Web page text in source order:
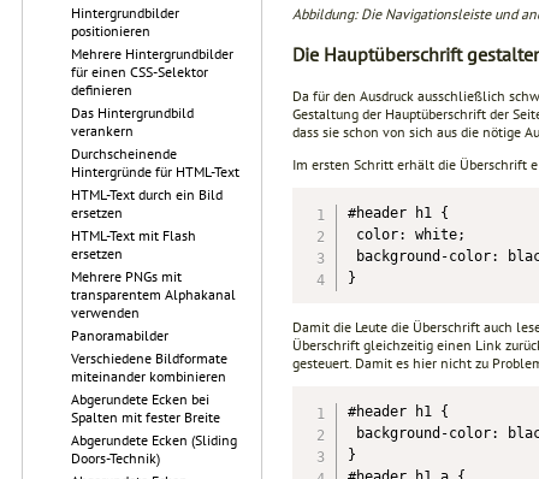
Hintergrundbilder
positionieren
Mehrere Hintergrundbilder
für einen CSS-Selektor
definieren
Das Hintergrundbild
verankern
Durchscheinende
Hintergründe für HTML-Text
HTML-Text durch ein Bild
ersetzen
HTML-Text mit Flash
ersetzen
Mehrere PNGs mit
transparentem Alphakanal
verwenden
Panoramabilder
Verschiedene Bildformate
miteinander kombinieren
Abgerundete Ecken bei
Spalten mit fester Breite
Abgerundete Ecken (Sliding
Doors-Technik)
Abbildung: Die Navigationsleiste und
Die Hauptüberschrift
Da für den Ausdruck ausschließlich
Gestaltung der Hauptüberschrift der
dass sie schon von sich aus die nötige
Im ersten Schritt erhält die Überschrift
#header h1 {
color: white;
background-color:
}
Damit die Leute die Überschrift auch
Überschrift gleichzeitig einen Link
gesteuert. Damit es hier nicht zu
#header h1 {
background-color:
}